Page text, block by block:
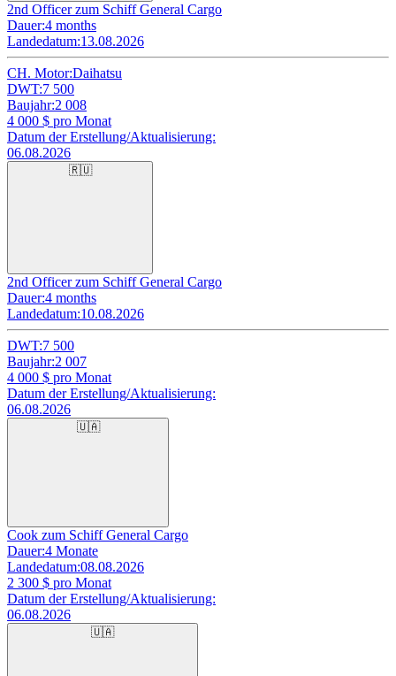
2nd Officer zum Schiff General Cargo
Dauer:4 months
Landedatum:13.08.2026
CH. Motor:Daihatsu
DWT:7 500
Baujahr:2 008
4 000 $ pro Monat
Datum der Erstellung/Aktualisierung:
06.08.2026
🇷🇺
2nd Officer zum Schiff General Cargo
Dauer:4 months
Landedatum:10.08.2026
DWT:7 500
Baujahr:2 007
4 000 $ pro Monat
Datum der Erstellung/Aktualisierung:
06.08.2026
🇺🇦
Cook zum Schiff General Cargo
Dauer:4 Monate
Landedatum:08.08.2026
2 300 $ pro Monat
Datum der Erstellung/Aktualisierung:
06.08.2026
🇺🇦